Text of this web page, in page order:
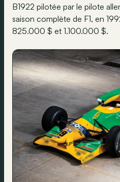
B1922 pilotée par le pilote
saison complète de F1, en
825.000 $ et 1.100.000 $.